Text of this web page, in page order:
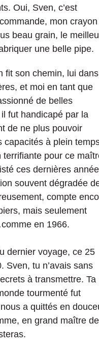
Oui, Sven, c’est
mon crayon
beau grain, le
une belle pipe.
fit son chemin, lui dans
et moi en tant que
de belles
fut handicapé par la
de ne plus pouvoir
capacités à plein
terrifiante pour ce
ces dernières
souvent dégradée
compte
mais seulement
en 1966.
dernier voyage, ce 25
Sven, tu n’avais sans
à transmettre. Ta
tourmenté fut
a quittés en
en grand maître